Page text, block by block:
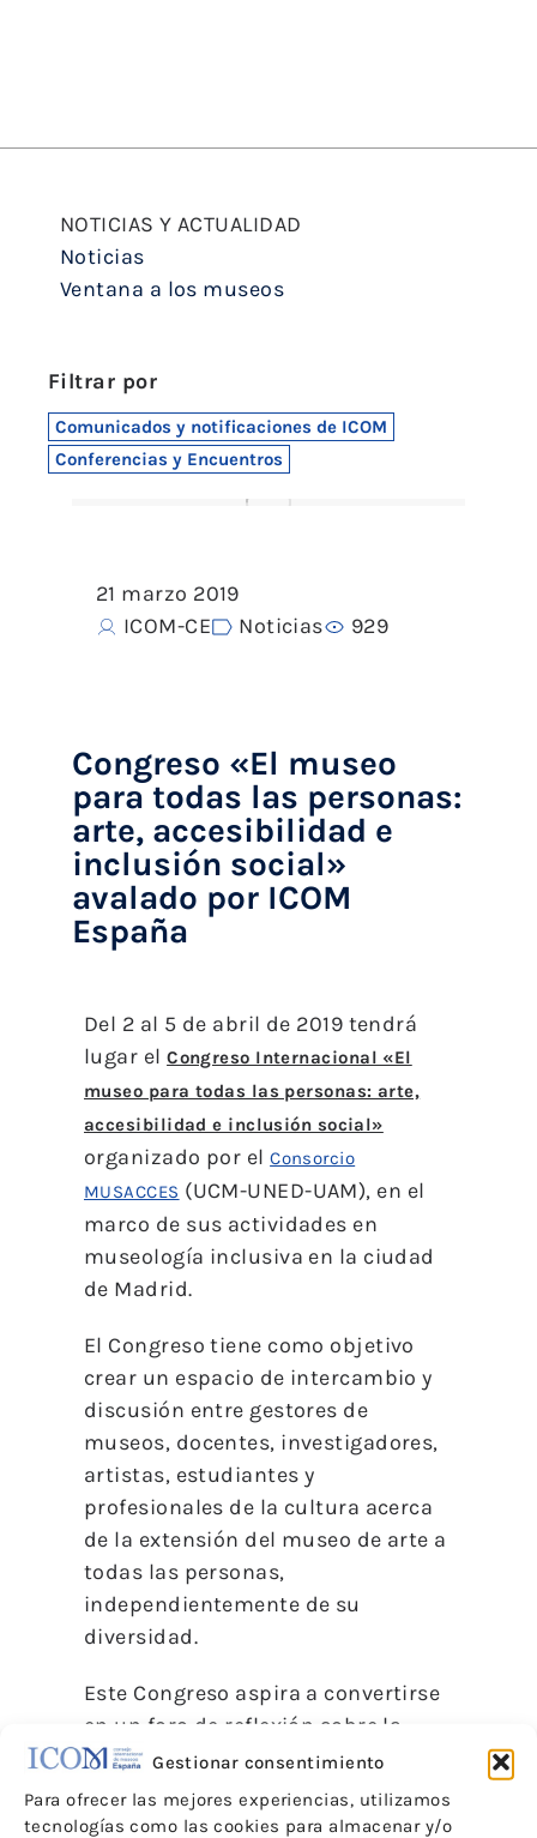
Gestionar consentimiento
Para ofrecer las mejores experiencias, utilizamos
tecnologías como las cookies para almacenar y/o
NOTICIAS Y ACTUALIDAD
Noticias
Ventana a los museos
Filtrar por
Comunicados y notificaciones de ICOM
Conferencias y Encuentros
21 marzo 2019
ICOM-CE
Noticias 929
Congreso «El museo
para todas las personas:
arte, accesibilidad e
inclusión social»
avalado por ICOM
España
Del 2 al 5 de abril de 2019 tendrá
lugar elCongreso Internacional «El
museo para todas las personas: arte,
accesibilidad e inclusión social»
organizado por elConsorcio
MUSACCES (UCM-UNED-UAM), en el
marco de sus actividades en
museología inclusiva en la ciudad
de Madrid.
El Congreso tiene como objetivo
crear un espacio de intercambio y
discusión entre gestores de
museos, docentes, investigadores,
artistas, estudiantes y
profesionales de la cultura acerca
de la extensión del museo de arte a
todas las personas,
independientemente de su
diversidad.
Este Congreso aspira a convertirse
en un foro de reflexión sobre la
problemática conceptual del
museo para todos. Esperan que la
permeabilidad de las fronteras